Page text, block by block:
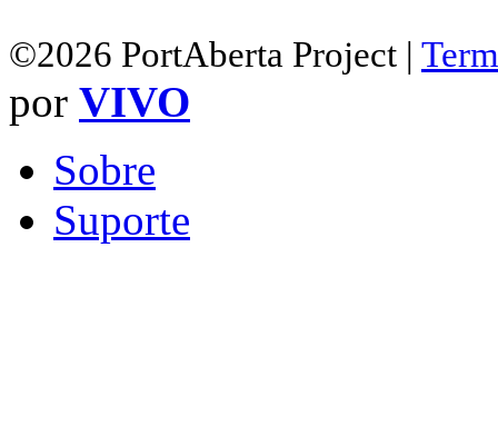
©2026 PortAberta Project |
por VIVO
Sobre
Suporte